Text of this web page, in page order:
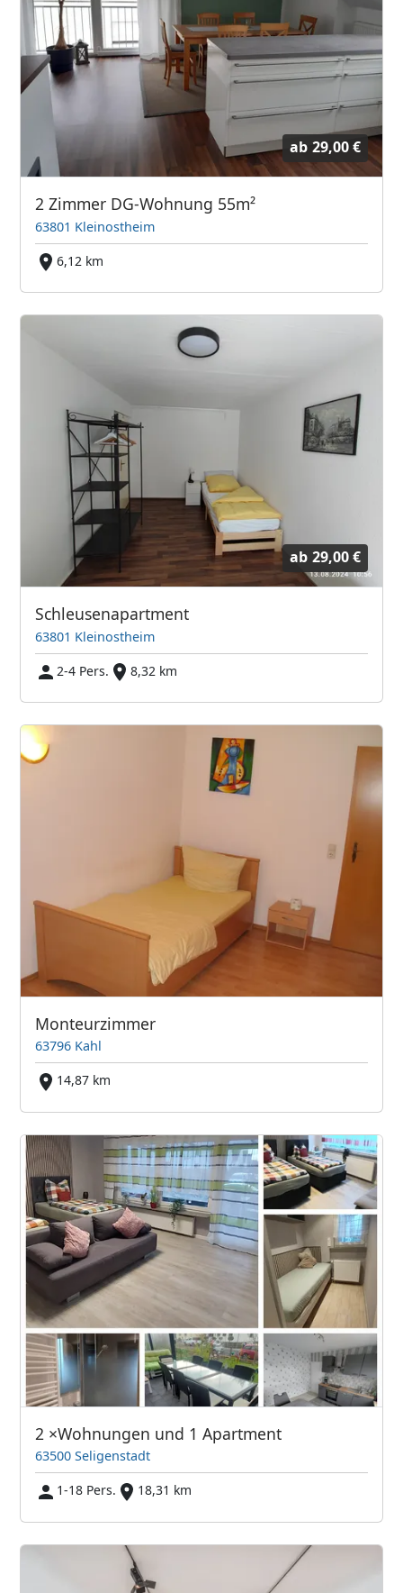
ab 29,00 €
2 Zimmer DG-Wohnung 55m²
63801 Kleinostheim
6,12 km
ab 29,00 €
Schleusenapartment
63801 Kleinostheim
2-4 Pers.
8,32 km
Monteurzimmer
63796 Kahl
14,87 km
2 ×Wohnungen und 1 Apartment
63500 Seligenstadt
1-18 Pers.
18,31 km